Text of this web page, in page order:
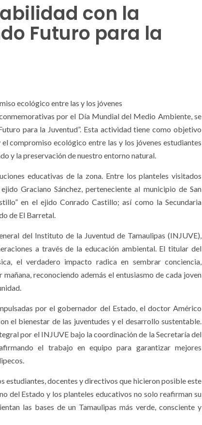
con la
Futuro para la
ecológico entre las y los jóvenes
por el Día Mundial del Medio Ambiente, se
para la Juventud”. Esta actividad tiene como objetivo
compromiso ecológico entre las y los jóvenes estudiantes
y la preservación de nuestro entorno natural.
educativas de la zona. Entre los planteles visitados
Graciano Sánchez, perteneciente al municipio de San
en el ejido Conrado Castillo; así como la Secundaria
de El Barretal.
del Instituto de la Juventud de Tamaulipas (INJUVE),
a través de la educación ambiental. El titular del
el verdadero impacto radica en sembrar conciencia,
reconociendo además el entusiasmo de cada joven
por el gobernador del Estado, el doctor Américo
el bienestar de las juventudes y el desarrollo sustentable.
por el INJUVE bajo la coordinación de la Secretaría del
el trabajo en equipo para garantizar mejores
estudiantes, docentes y directivos que hicieron posible este
del Estado y los planteles educativos no solo reafirman su
las bases de un Tamaulipas más verde, consciente y